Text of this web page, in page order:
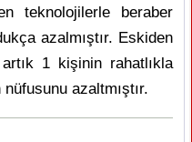
teknolojilerle beraber
azalmıştır. Eskiden
1 kişinin rahatlıkla
azaltmıştır.